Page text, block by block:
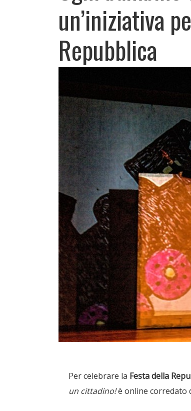
un’iniziativa
Repubblica
Per celebrare la Festa della
un cittadino!è online corredato